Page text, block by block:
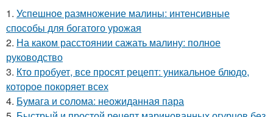
1. Успешное размножение малины: интенсивные
способы для богатого урожая
2. На каком расстоянии сажать малину: полное
руководство
3. Кто пробует, все просят рецепт: уникальное блюдо,
которое покоряет всех
4. Бумага и солома: неожиданная пара